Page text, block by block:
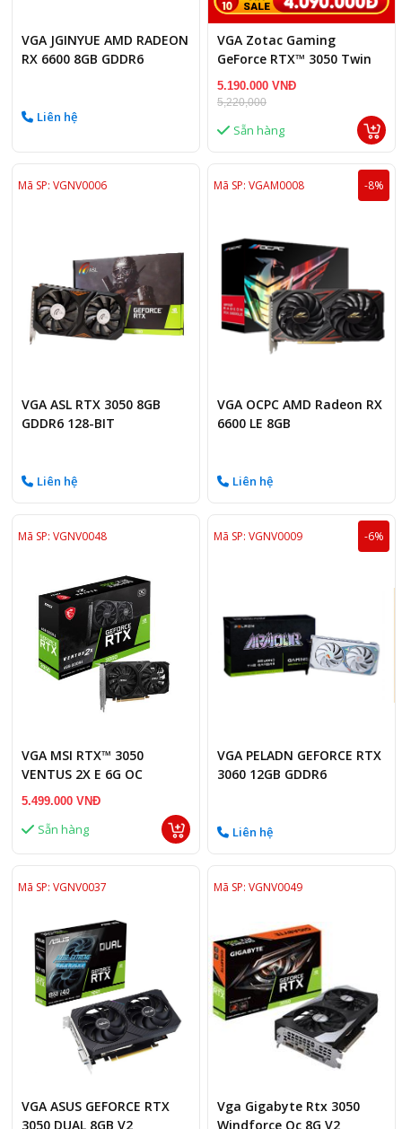
VGA JGINYUE AMD RADEON
RX 6600 8GB GDDR6
Liên hệ
VGA Zotac Gaming
GeForce RTX™ 3050 Twin
Edge OC – 6GB GDDR6
5.190.000 VNĐ
5,220,000
Sẵn hàng
Mã SP: VGNV0006
VGA ASL RTX 3050 8GB
GDDR6 128-BIT
Liên hệ
Mã SP: VGAM0008 -8%
VGA OCPC AMD Radeon RX
6600 LE 8GB
Liên hệ
Mã SP: VGNV0048
VGA MSI RTX™ 3050
VENTUS 2X E 6G OC
5.499.000 VNĐ
Sẵn hàng
Mã SP: VGNV0009 -6%
VGA PELADN GEFORCE RTX
3060 12GB GDDR6
Liên hệ
Mã SP: VGNV0037
VGA ASUS GEFORCE RTX
3050 DUAL 8GB V2
Mã SP: VGNV0049
Vga Gigabyte Rtx 3050
Windforce Oc 8G V2